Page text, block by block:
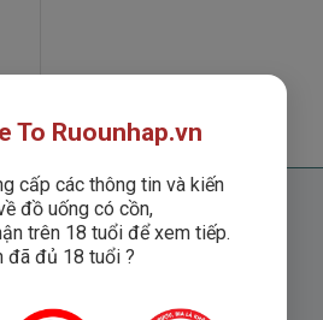
To Ruounhap.vn
cấp các thông tin và kiến
đồ uống có cồn,
trên 18 tuổi để xem tiếp.
đã đủ 18 tuổi ?